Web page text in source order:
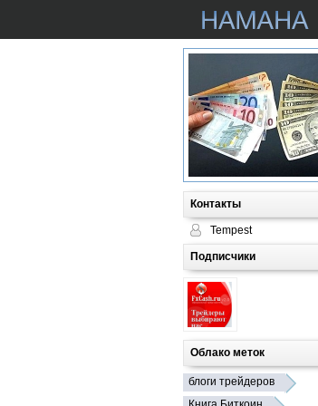
Контакты
Tempest
Подписчики
Облако меток
блоги трейдеров